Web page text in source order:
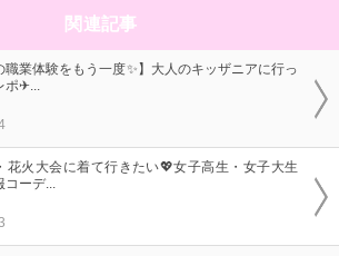
関連記事
職業体験をもう一度✨】大人のキッザニアに行っ
ポ✈...
花火大会に着て行きたい💖女子高生・女子大生
コーデ...